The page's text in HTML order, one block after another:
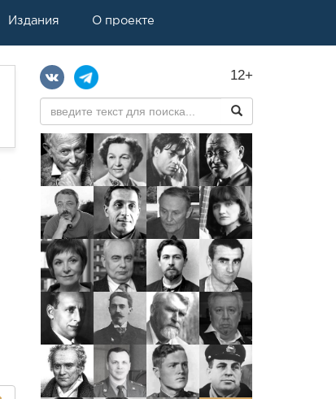
Издания О проекте
12+